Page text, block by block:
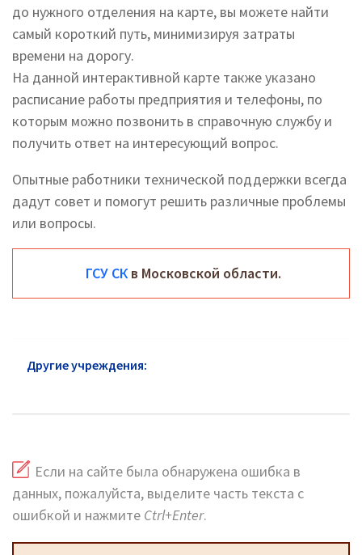
до нужного отделения на карте, вы можете найти
самый короткий путь, минимизируя затраты
времени на дорогу.
На данной интерактивной карте также указано
расписание работы предприятия и телефоны, по
которым можно позвонить в справочную службу и
получить ответ на интересующий вопрос.
Опытные работники технической поддержки всегда
дадут совет и помогут решить различные проблемы
или вопросы.
ГСУ СКв Московской области.
Другие учреждения:
Если на сайте была обнаружена ошибка в
данных, пожалуйста, выделите часть текста с
ошибкой и нажмите Ctrl+Enter.